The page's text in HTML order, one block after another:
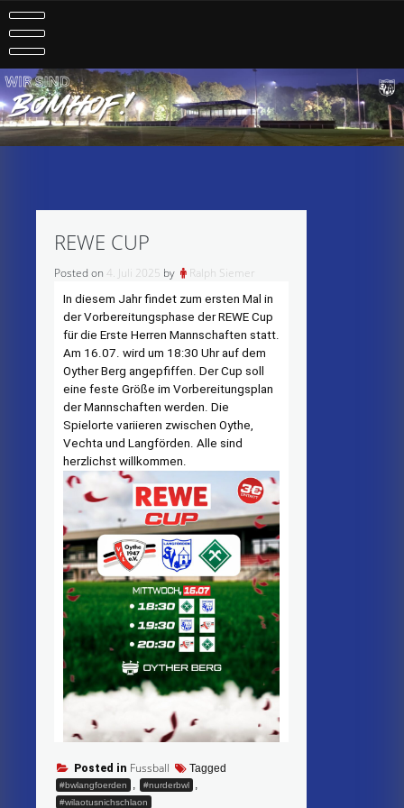
to
content
REWE CUP
Posted on 4. Juli 2025 by Ralph Siemer
In diesem Jahr findet zum ersten Mal in
der Vorbereitungsphase der REWE Cup
für die Erste Herren Mannschaften statt.
Am 16.07. wird um 18:30 Uhr auf dem
Oyther Berg angepfiffen. Der Cup soll
eine feste Größe im Vorbereitungsplan
der Mannschaften werden. Die
Spielorte variieren zwischen Oythe,
Vechta und Langförden. Alle sind
herzlichst willkommen.
Posted in Fussball Tagged
#bwlangfoerden , #nurderbwl ,
#wilaotusnichschlaon